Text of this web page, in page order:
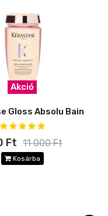
Akció
Gloss Absolu Bain
Ft 11 000 Ft
Kosárba